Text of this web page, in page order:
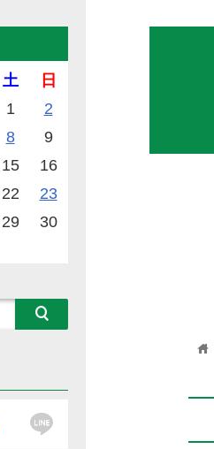
home
土
日
1
2
8
9
15
16
22
23
29
30
line